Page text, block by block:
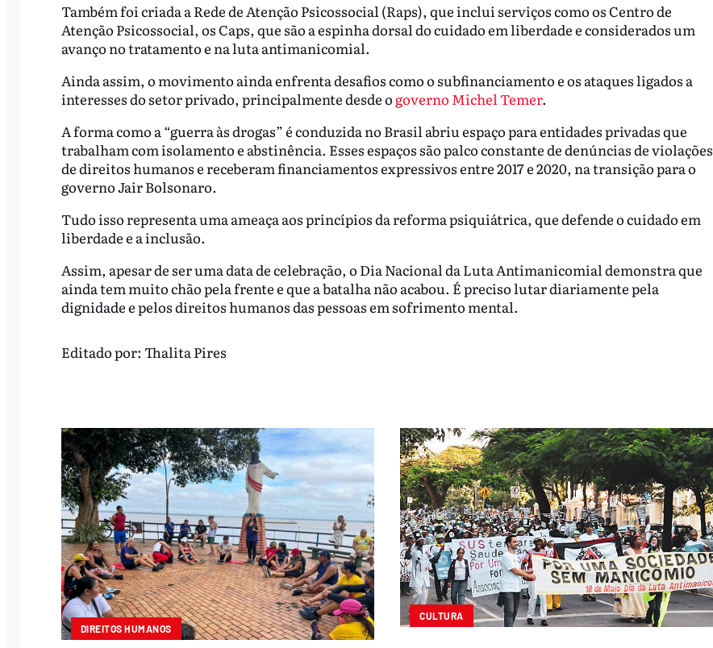
Também foi criada a Rede de Atenção Psicossocial (Raps), que inclui serviços como os Centro de
Atenção Psicossocial, os Caps, que são a espinha dorsal do cuidado em liberdade e considerados um
avanço no tratamento e na luta antimanicomial.
Ainda assim, o movimento ainda enfrenta desafios como o subfinanciamento e os ataques ligados a
interesses do setor privado, principalmente desde ogoverno Michel Temer.
A forma como a “guerra às drogas” é conduzida no Brasil abriu espaço para entidades privadas que
trabalham com isolamento e abstinência. Esses espaços são palco constante de denúncias de violações
de direitos humanos e receberam financiamentos expressivos entre 2017 e 2020, na transição para o
governo Jair Bolsonaro.
Tudo isso representa uma ameaça aos princípios da reforma psiquiátrica, que defende o cuidado em
liberdade e a inclusão.
Assim, apesar de ser uma data de celebração, o Dia Nacional da Luta Antimanicomial demonstra que
ainda tem muito chão pela frente e que a batalha não acabou. É preciso lutar diariamente pela
dignidade e pelos direitos humanos das pessoas em sofrimento mental.
Editado por: Thalita Pires
DIREITOS HUMANOS
CULTURA